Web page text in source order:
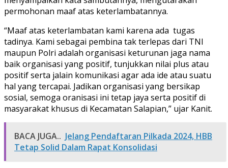
permohonan maaf atas keterlambatannya.
“Maaf atas keterlambatan kami karena ada tugas
tadinya. Kami sebagai pembina tak terlepas dari TNI
maupun Polri adalah organisasi keturunan jaga nama
baik organisasi yang positif, tunjukkan nilai plus atau
positif serta jalain komunikasi agar ada ide atau suatu
hal yang tercapai. Jadikan organisasi yang bersikap
sosial, semoga oranisasi ini tetap jaya serta positif di
masyarakat khusus di Kecamatan Salapian,” ujar Kanit.
BACA JUGA.. Jelang Pendaftaran Pilkada 2024, HBB
Tetap Solid Dalam Rapat Konsolidasi